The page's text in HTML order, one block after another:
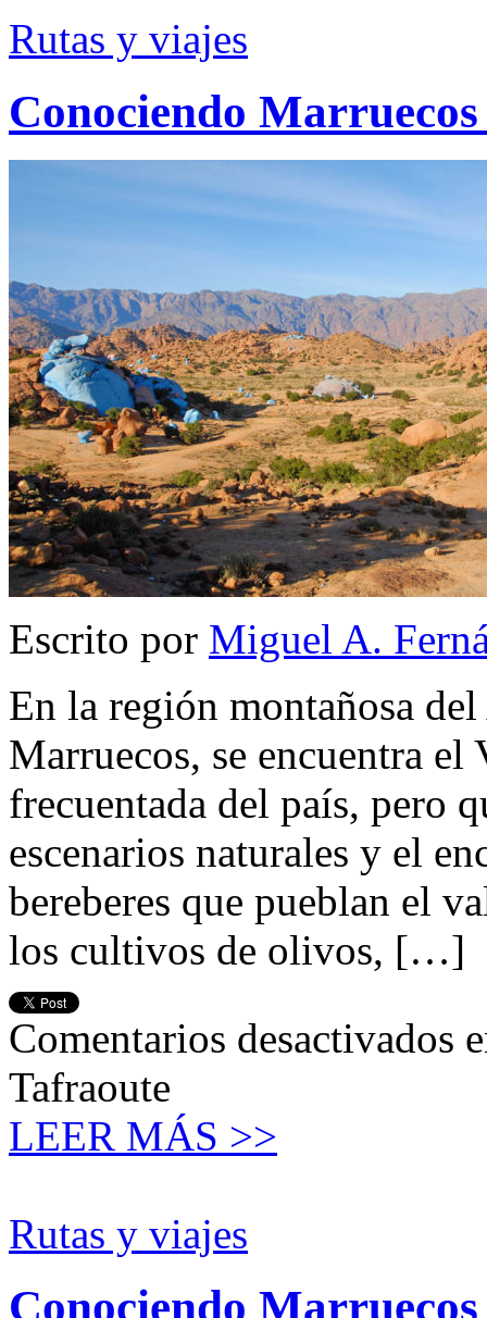
Rutas y viajes
Conociendo
Escrito por Miguel A.
En la región montañosa
Marruecos, se encuentra
frecuentada del país, pero
escenarios naturales y el
bereberes que pueblan el
los cultivos de olivos, […]
Comentarios desactivados
Tafraoute
LEER MÁS >>
Rutas y viajes
Conociendo